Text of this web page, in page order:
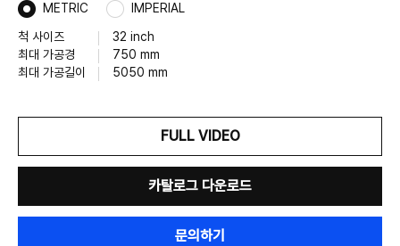
METRIC
IMPERIAL
척 사이즈
32 inch
최대 가공경
750 mm
최대 가공길이
5050 mm
FULL VIDEO
카탈로그 다운로드
문의하기